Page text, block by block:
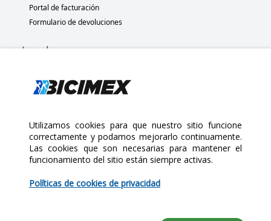
$140.00
Portal de facturación
Formulario de devoluciones
Legal
Políticas de privacidad
Políticas de devolución
Copyright 2025 Bicimex®. All rights reserved. Today is Viernes,
Agosto 7, 2026
Utilizamos cookies para que nuestro sitio funcione
correctamente y podamos mejorarlo continuamente.
Las cookies que son necesarias para mantener el
funcionamiento del sitio están siempre activas.
Políticas de cookies de privacidad